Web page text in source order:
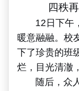
四秩
12 日下午
暖意融融。校
下了珍贵的班
烂，目光清澈
随后，众